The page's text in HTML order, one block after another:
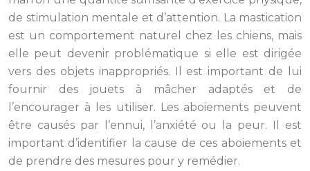
de stimulation mentale et d’attention. La mastication
est un comportement naturel chez les chiens, mais
elle peut devenir problématique si elle est dirigée
vers des objets inappropriés. Il est important de lui
fournir des jouets à mâcher adaptés et de
l’encourager à les utiliser. Les aboiements peuvent
être causés par l’ennui, l’anxiété ou la peur. Il est
important d’identifier la cause de ces aboiements et
de prendre des mesures pour y remédier.